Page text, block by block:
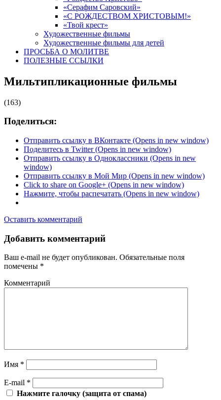
«Серафим Саровский»
«С РОЖДЕСТВОМ ХРИСТОВЫМ!»
«Твой крест»
Художественные фильмы
Художественные фильмы для детей
ПРОСЬБА О МОЛИТВЕ
ПОЛЕЗНЫЕ ССЫЛКИ
Мильтипликационные фильмы
(163)
Поделиться:
Отправить ссылку в ВКонтакте (Opens in new window)
Поделитесь в Twitter (Opens in new window)
Отправить ссылку в Одноклассники (Opens in new
window)
Отправить ссылку в Мой Мир (Opens in new window)
Click to share on Google+ (Opens in new window)
Нажмите, чтобы распечатать (Opens in new window)
Оставить комментарий
Добавить комментарий
Ваш e-mail не будет опубликован. Обязательные поля
помечены *
Комментарий
Имя *
E-mail *
Нажмите галочку (защита от спама)